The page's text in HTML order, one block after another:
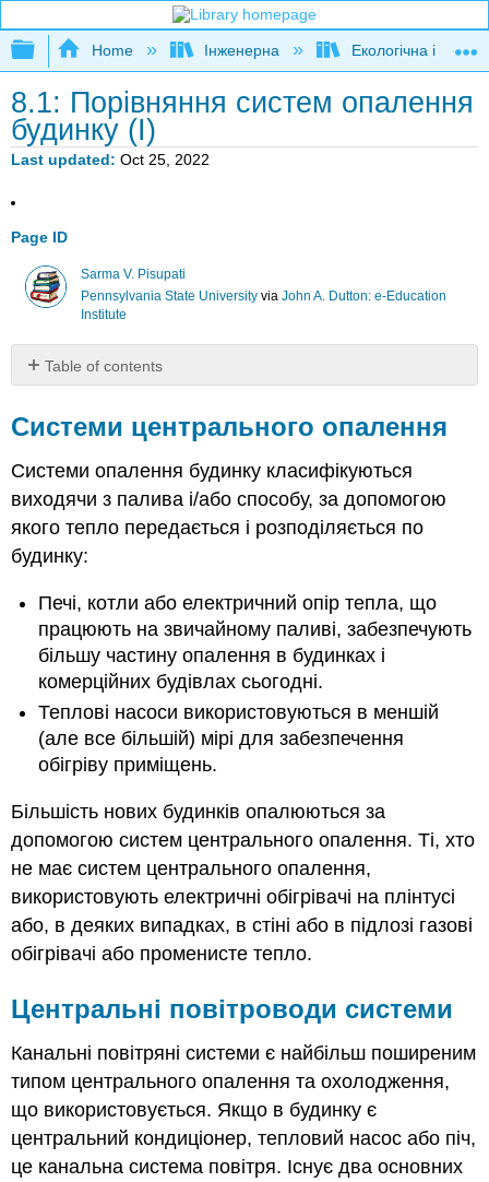
Expand/collapse global hierarchy
Home Інженерна Екологічна
8.1: Порівняння систем опалення
будинку (I)
Last updated Oct 25, 2022
Page ID
Sarma V. Pisupati
Pennsylvania State Universityvia John A. Dutton: e-Education
Institute
Table of contents
центрального
опалення
Центральні
системи
Системи
примусового
опалення
Гравітаційна
система
опалення
печі
Системи центрального опалення
Системи опалення будинку класифікуються
виходячи з палива і/або способу, за допомогою
якого тепло передається і розподіляється по
будинку:
Печі, котли або електричний опір тепла, що
працюють на звичайному паливі, забезпечують
більшу частину опалення в будинках і
комерційних будівлах сьогодні.
Теплові насоси використовуються в меншій
(але все більшій) мірі для забезпечення
обігріву приміщень.
Більшість нових будинків опалюються за
допомогою систем центрального опалення. Ті, хто
не має систем центрального опалення,
використовують електричні обігрівачі на плінтусі
або, в деяких випадках, в стіні або в підлозі газові
обігрівачі або променисте тепло.
Центральні повітроводи системи
Канальні повітряні системи є найбільш поширеним
типом центрального опалення та охолодження,
що використовується. Якщо в будинку є
центральний кондиціонер, тепловий насос або піч,
це канальна система повітря. Існує два основних